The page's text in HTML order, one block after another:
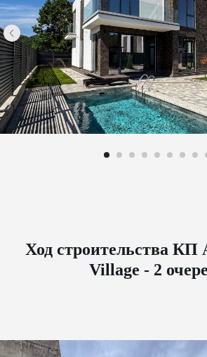
Ход строительства КП
Village - 2